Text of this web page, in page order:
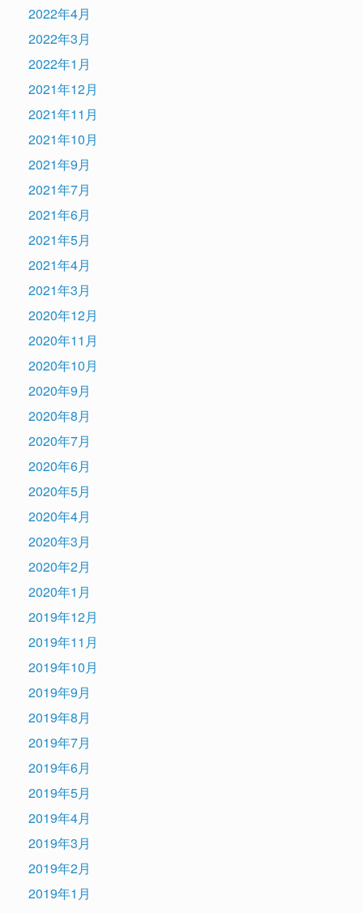
2022年4月
2022年3月
2022年1月
2021年12月
2021年11月
2021年10月
2021年9月
2021年7月
2021年6月
2021年5月
2021年4月
2021年3月
2020年12月
2020年11月
2020年10月
2020年9月
2020年8月
2020年7月
2020年6月
2020年5月
2020年4月
2020年3月
2020年2月
2020年1月
2019年12月
2019年11月
2019年10月
2019年9月
2019年8月
2019年7月
2019年6月
2019年5月
2019年4月
2019年3月
2019年2月
2019年1月